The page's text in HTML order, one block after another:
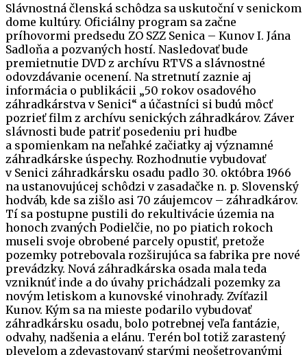
Slávnostná členská schôdza sa uskutoční v senickom
dome kultúry. Oficiálny program sa začne
príhovormi predsedu ZO SZZ Senica – Kunov I. Jána
Sadloňa a pozvaných hostí. Nasledovať bude
premietnutie DVD z archívu RTVS a slávnostné
odovzdávanie ocenení. Na stretnutí zaznie aj
informácia o publikácii „50 rokov osadového
záhradkárstva v Senici“ a účastníci si budú môcť
pozrieť film z archívu senických záhradkárov. Záver
slávnosti bude patriť posedeniu pri hudbe
a spomienkam na neľahké začiatky aj významné
záhradkárske úspechy. Rozhodnutie vybudovať
v Senici záhradkársku osadu padlo 30. októbra 1966
na ustanovujúcej schôdzi v zasadačke n. p. Slovenský
hodváb, kde sa zišlo asi 70 záujemcov – záhradkárov.
Tí sa postupne pustili do rekultivácie územia na
honoch zvaných Podielčie, no po piatich rokoch
museli svoje obrobené parcely opustiť, pretože
pozemky potrebovala rozširujúca sa fabrika pre nové
prevádzky. Nová záhradkárska osada mala teda
vzniknúť inde a do úvahy prichádzali pozemky za
novým letiskom a kunovské vinohrady. Zvíťazil
Kunov. Kým sa na mieste podarilo vybudovať
záhradkársku osadu, bolo potrebnej veľa fantázie,
odvahy, nadšenia a elánu. Terén bol totiž zarastený
plevelom a zdevastovaný starými neošetrovanými